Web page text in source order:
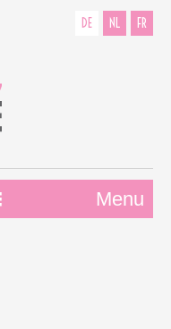
DE NL FR
Menu